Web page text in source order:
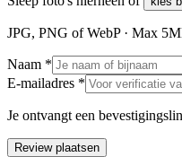
JPG, PNG of WebP · Max 5
Naam *
E-mailadres *
Je ontvangt een
Review plaatsen